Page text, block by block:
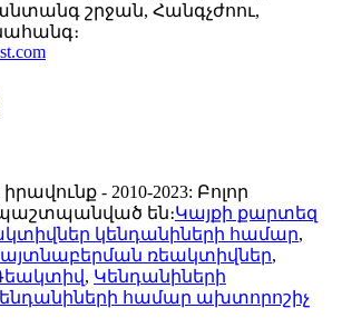
շրջան, Հանգչժոու,
- 2010-2023: Բոլոր
պաշտպանված են։Կայքի քարտեզ
կենդանիների համար,
ռեակտիվներ,
, Կենդանիների
համար ախտորոշիչ